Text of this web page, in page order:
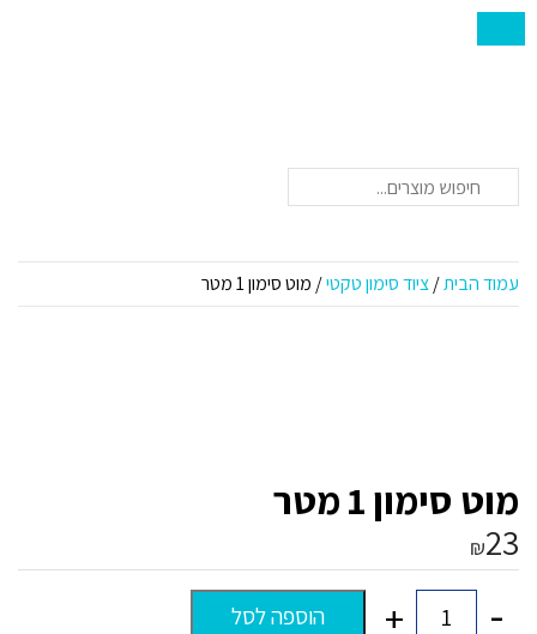
חיפוש
עמוד הבית/ציוד סימון טקטי/ מוט סימון 1 מטר
מוט סימון 1 מטר
₪23
כמות
-
+ הוספה לסל